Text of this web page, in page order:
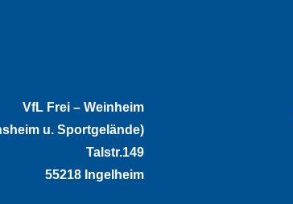
VfL Frei – Weinheim
u. Sportgelände)
Talstr.149
55218 Ingelheim